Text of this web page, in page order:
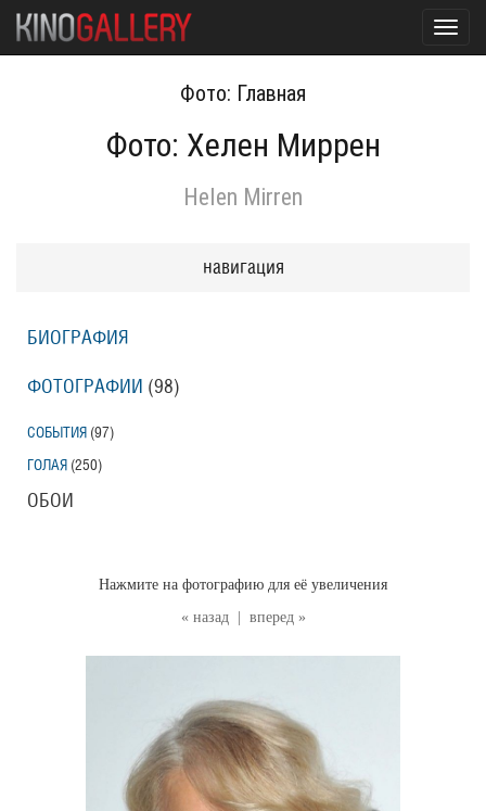
Фото: Главная
Фото: Хелен Миррен
Helen Mirren
« назад вперед »
Нажмите на фотографию для её увеличения
навигация
БИОГРАФИЯ
ФОТОГРАФИИ (98)
СОБЫТИЯ (97)
ГОЛАЯ (250)
ОБОИ